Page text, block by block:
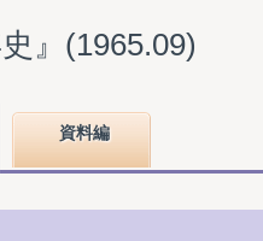
』(1965.09)
資料編